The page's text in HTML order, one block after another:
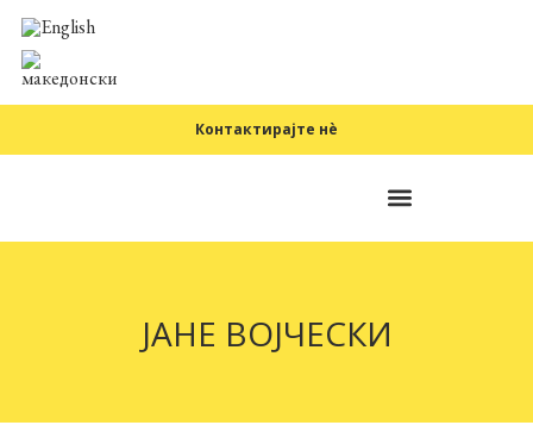
Контактирајте нè
ЈАНЕ ВОЈЧЕСКИ